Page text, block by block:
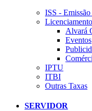
ISS -
Alvará
Eventos
IPTU
ITBI
Outras Taxas
SERVIDOR